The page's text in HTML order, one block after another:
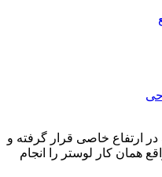
ارتفاع خاصی قرار گرفته و
همان کار لوستر را انجام